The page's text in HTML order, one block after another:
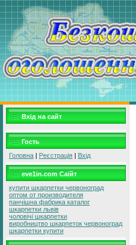
Вхід на сайт
Гость
Головна | Реєстрація | Вхід
eve1in.com Саїйт
купити шкарпетки червоноград
оптом от производителя
панчішна фабрика каталог
шкарпетки львів
чоловічі шкарпетки
виробництво шкарпеток червоноград
шкарпетки купити